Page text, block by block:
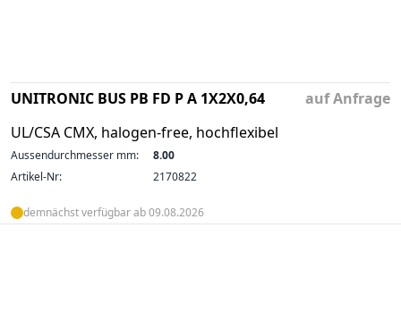
UNITRONIC BUS PB FD P A 1X2X0,64
UL/CSA CMX, halogen-free, hochflexibel
auf Anfrage
Aussendurchmesser mm:
8.00
Artikel-Nr:
2170822
demnächst verfügbar ab 09.08.2026